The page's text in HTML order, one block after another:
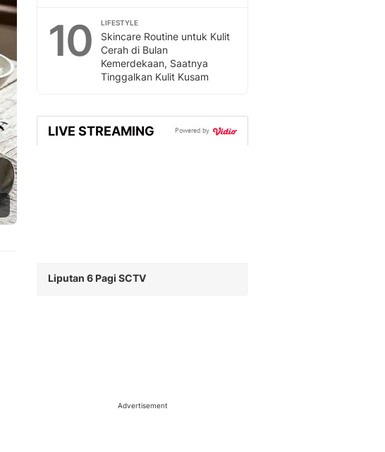
10 LIFESTYLE
Skincare Routine untuk Kulit
Cerah di Bulan
Kemerdekaan, Saatnya
Tinggalkan Kulit Kusam
LIVE STREAMING Powered by
Liputan 6 Pagi SCTV
Advertisement